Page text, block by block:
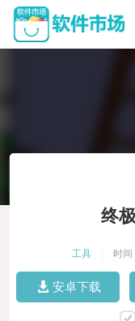
终
工具 时
安卓下载